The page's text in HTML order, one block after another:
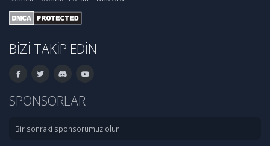
BIZI TAKIP EDIN
SPONSORLAR
Bir sonraki sponsorumuz olun.